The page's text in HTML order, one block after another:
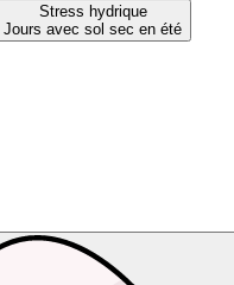
Stress hydrique
Jours avec sol sec en été